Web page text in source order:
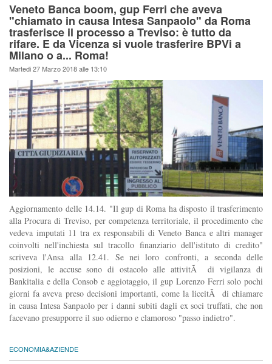
Veneto Banca boom, gup Ferri che aveva
"chiamato in causa Intesa Sanpaolo" da Roma
trasferisce il processo a Treviso: è tutto da
rifare. E da Vicenza si vuole trasferire BPVi a
Milano o a... Roma!
Martedi 27 Marzo 2018 alle 13:10
Aggiornamento delle 14.14. "Il gup di Roma ha disposto il trasferimento
alla Procura di Treviso, per competenza territoriale, il procedimento che
vedeva imputati 11 tra ex responsabili di Veneto Banca e altri manager
coinvolti nell'inchiesta sul tracollo finanziario dell'istituto di credito"
scriveva l'Ansa alla 12.41. Se nei loro confronti, a seconda delle
posizioni, le accuse sono di ostacolo alle attivitÃ di vigilanza di
Bankitalia e della Consob e aggiotaggio, il gup Lorenzo Ferri solo pochi
giorni fa aveva preso decisioni importanti, come la liceitÃ di chiamare
in causa Intesa Sanpaolo per i danni subiti dagli ex soci truffati, che non
facevano presupporre il suo odierno e clamoroso "passo indietro".
ECONOMIA&AZIENDE